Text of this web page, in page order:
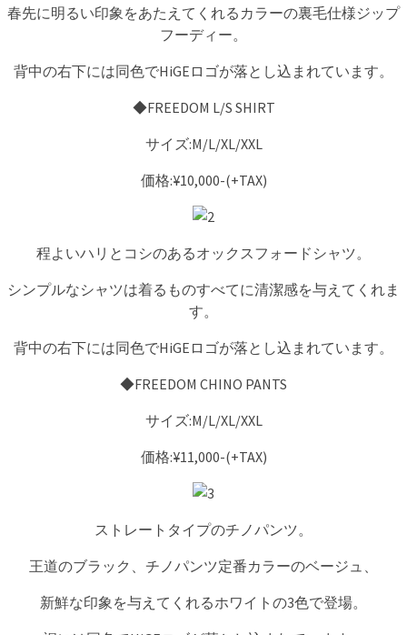
春先に明るい印象をあたえてくれるカラーの裏毛仕様ジップ
フーディー。
背中の右下には同色でHiGEロゴが落とし込まれています。
◆FREEDOM L/S SHIRT
サイズ:M/L/XL/XXL
価格:¥10,000-(+TAX)
程よいハリとコシのあるオックスフォードシャツ。
シンプルなシャツは着るものすべてに清潔感を与えてくれま
す。
背中の右下には同色でHiGEロゴが落とし込まれています。
◆FREEDOM CHINO PANTS
サイズ:M/L/XL/XXL
価格:¥11,000-(+TAX)
ストレートタイプのチノパンツ。
王道のブラック、チノパンツ定番カラーのベージュ、
新鮮な印象を与えてくれるホワイトの3色で登場。